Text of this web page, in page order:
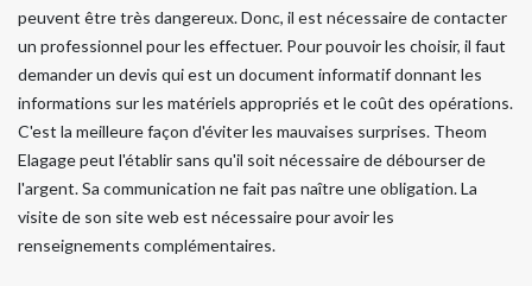
peuvent être très dangereux. Donc, il est nécessaire de contacter
un professionnel pour les effectuer. Pour pouvoir les choisir, il faut
demander un devis qui est un document informatif donnant les
informations sur les matériels appropriés et le coût des opérations.
C'est la meilleure façon d'éviter les mauvaises surprises. Theom
Elagage peut l'établir sans qu'il soit nécessaire de débourser de
l'argent. Sa communication ne fait pas naître une obligation. La
visite de son site web est nécessaire pour avoir les
renseignements complémentaires.